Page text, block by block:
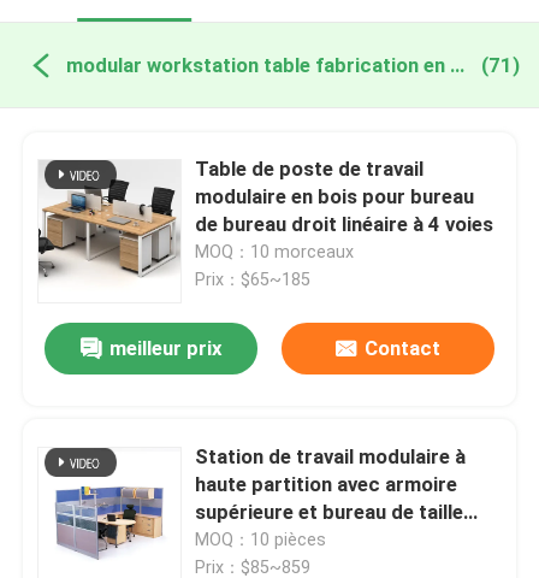
modular workstation table fabrication en ligne (71)
Table de poste de travail
modulaire en bois pour bureau
de bureau droit linéaire à 4 voies
MOQ：10 morceaux
Prix：$65~185
meilleur prix Contact
Station de travail modulaire à
haute partition avec armoire
supérieure et bureau de taille
personnalisée
MOQ：10 pièces
Prix：$85~859